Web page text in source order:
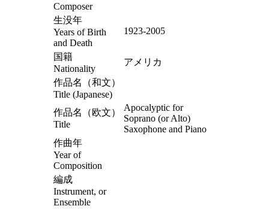
Composer
生没年
Years of Birth
and Death
1923-2005
国籍
Nationality
アメリカ
作品名（和文）
Title (Japanese)
作品名（欧文）
Title
Apocalyptic for
Soprano (or Alto)
Saxophone and Piano
作曲年
Year of
Composition
編成
Instrument, or
Ensemble